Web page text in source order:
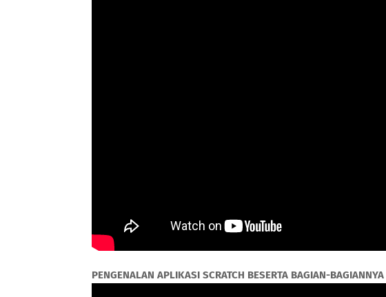
PENGENALAN APLIKASI SCRATCH BESERTA BAGIAN-BAGIANNYA